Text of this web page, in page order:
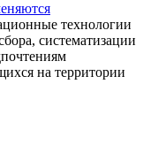
технологии
систематизации
на территории